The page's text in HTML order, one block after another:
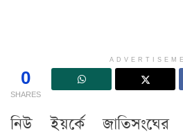
0
SHARES
নিউ ইয়র্কে জাতিসংঘের